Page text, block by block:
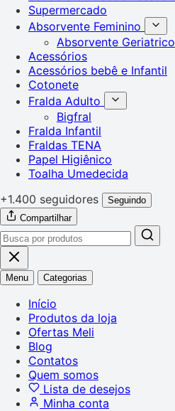
Supermercado
Absorvente Feminino
Absorvente Geriatrico
Acessórios
Acessórios bebê e Infantil
Cotonete
Fralda Adulto
Bigfral
Fralda Infantil
Fraldas TENA
Papel Higiênico
Toalha Umedecida
+1.400 seguidores
Seguindo
Compartilhar
Menu Categorias
Início
Produtos da loja
Ofertas Meli
Blog
Contatos
Quem somos
Lista de desejos
Minha conta